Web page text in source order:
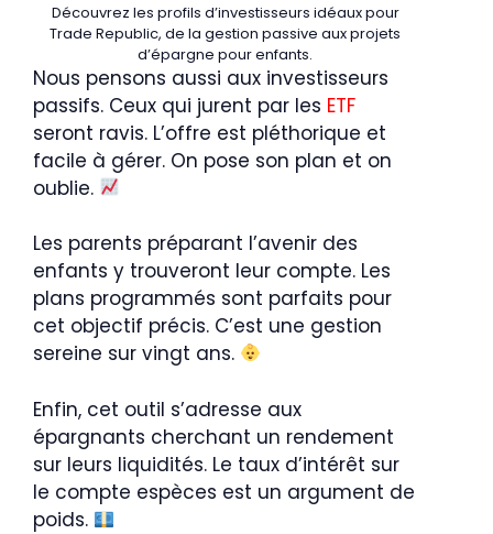
Découvrez les profils d’investisseurs idéaux pour
Trade Republic, de la gestion passive aux projets
d’épargne pour enfants.
Nous pensons aussi aux investisseurs
passifs. Ceux qui jurent par les ETF
seront ravis. L’offre est pléthorique et
facile à gérer. On pose son plan et on
oublie.
Les parents préparant l’avenir des
enfants y trouveront leur compte. Les
plans programmés sont parfaits pour
cet objectif précis. C’est une gestion
sereine sur vingt ans.
Enfin, cet outil s’adresse aux
épargnants cherchant un rendement
sur leurs liquidités. Le taux d’intérêt sur
le compte espèces est un argument de
poids.